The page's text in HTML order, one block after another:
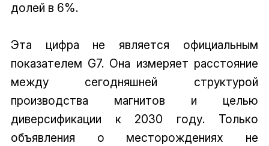
долей в 6%.
Эта цифра не является официальным
показателем G7. Она измеряет расстояние
между сегодняшней структурой
производства магнитов и целью
диверсификации к 2030 году. Только
объявления о месторождениях не